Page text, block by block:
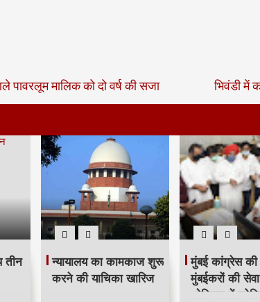
पावरलूम मालिक को दो वर्ष की सजा भिवंडी में
तीन
न्यायालय का कामकाज शुरू
करने की याचिका खारिज
मुंबई कांग्रेस
मुंबईकरों की
ओशिवरा में कोविड